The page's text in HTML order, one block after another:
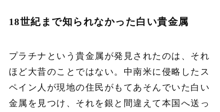
18世紀まで知られなかった白い貴金属
プラチナという貴金属が発見されたのは、それ
ほど大昔のことではない。中南米に侵略したス
ペイン人が現地の住民がもてあそんでいた白い
金属を見つけ、それを銀と間違えて本国へ送っ